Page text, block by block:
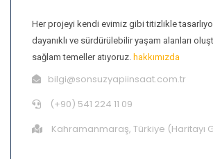
Her projeyi kendi evimiz gibi titizlikle
dayanıklı ve sürdürülebilir yaşam alanları
sağlam temeller atıyoruz. hakkımızda
bilgi@sonsuzyapiinsaat.com.tr
(+90) 541 224 11 09
Kahramanmaraş, Türkiye (Haritayı